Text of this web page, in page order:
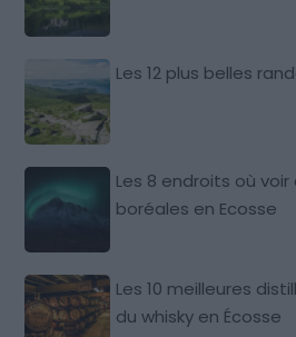
Les 12 plus belles
Les 8 endroits où
boréales en Ecosse
Les 10 meilleures
du whisky en Écosse